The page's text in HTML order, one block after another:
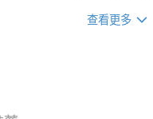
查看更多